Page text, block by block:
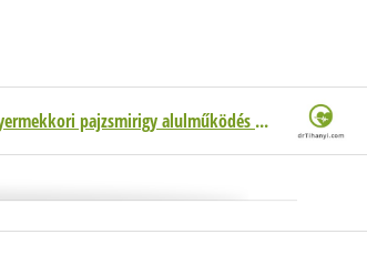
A kisgyermekkori pajzsmirigy alulműködés és a bőr színe